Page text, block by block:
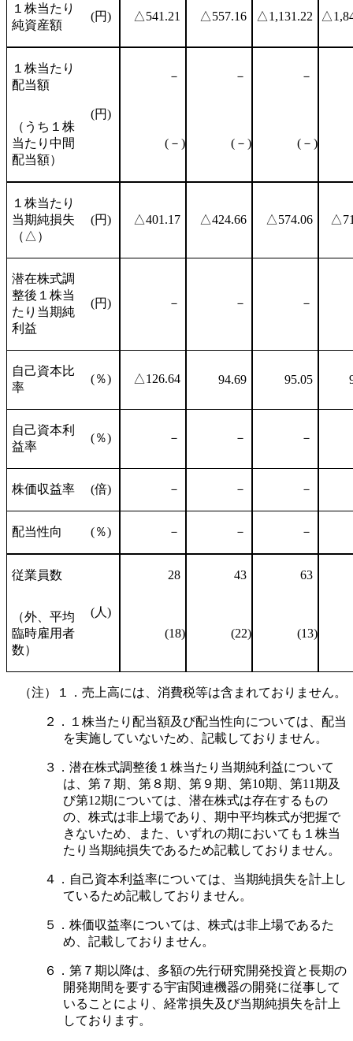
１株当たり
純資産額
(円) △541.21 △557.16 △1,131.22
１株当たり
配当額
(円)
－ － －
（うち１株
当たり中間
配当額）
(－) (－) (－)
１株当たり
当期純損失
（△）
(円) △401.17 △424.66 △574.06
潜在株式調
整後１株当
たり当期純
利益
(円) － － －
自己資本比
率
(％) △126.64 94.69 95.05
自己資本利
益率
(％) － － －
株価収益率 (倍) － － －
配当性向 (％) － － －
従業員数
(人)
28 43 63
（外、平均
臨時雇用者
数）
(18) (22) (13)
（注）１．売上高には、消費税等は含まれておりません。
２．１株当たり配当額及び配当性向については、配当
を実施していないため、記載しておりません。
３．潜在株式調整後１株当たり当期純利益について
は、第７期、第８期、第９期、第10期、第11期及
び第12期については、潜在株式は存在するもの
の、株式は非上場であり、期中平均株式が把握で
きないため、また、いずれの期においても１株当
たり当期純損失であるため記載しておりません。
４．自己資本利益率については、当期純損失を計上し
ているため記載しておりません。
５．株価収益率については、株式は非上場であるた
め、記載しておりません。
６．第７期以降は、多額の先行研究開発投資と長期の
開発期間を要する宇宙関連機器の開発に従事して
いることにより、経常損失及び当期純損失を計上
しております。